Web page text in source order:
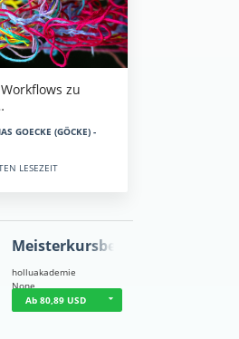
zu
GOECKE (GÖCKE) -
LESEZEIT
Meisterkursbegl…
holluakademie
None
Ab 80,89 USD